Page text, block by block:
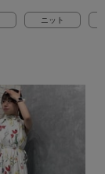
ニット